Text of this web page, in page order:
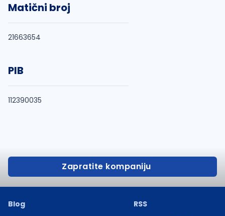
Matični broj
21663654
PIB
112390035
Zapratite kompaniju
Blog
RSS